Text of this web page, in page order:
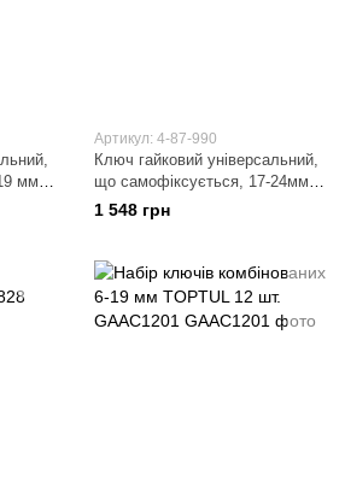
мм
Артикул: 4-87-990
Ключ гайковий універсальний,
що самофіксується, 17-24мм
STANLEY
1 548 грн